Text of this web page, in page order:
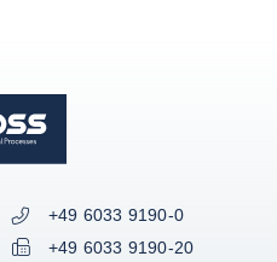
+49 6033 9190-0
+49 6033 9190-20
für